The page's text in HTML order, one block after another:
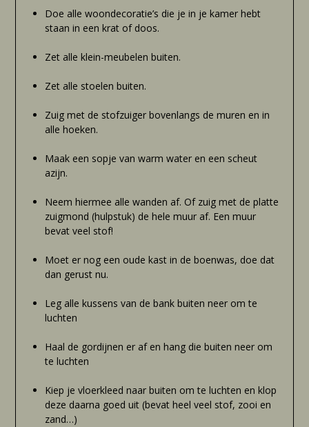
Doe alle woondecoratie’s die je in je kamer hebt
staan in een krat of doos.
Zet alle klein-meubelen buiten.
Zet alle stoelen buiten.
Zuig met de stofzuiger bovenlangs de muren en in
alle hoeken.
Maak een sopje van warm water en een scheut
azijn.
Neem hiermee alle wanden af. Of zuig met de platte
zuigmond (hulpstuk) de hele muur af. Een muur
bevat veel stof!
Moet er nog een oude kast in de boenwas, doe dat
dan gerust nu.
Leg alle kussens van de bank buiten neer om te
luchten
Haal de gordijnen er af en hang die buiten neer om
te luchten
Kiep je vloerkleed naar buiten om te luchten en klop
deze daarna goed uit (bevat heel veel stof, zooi en
zand…)